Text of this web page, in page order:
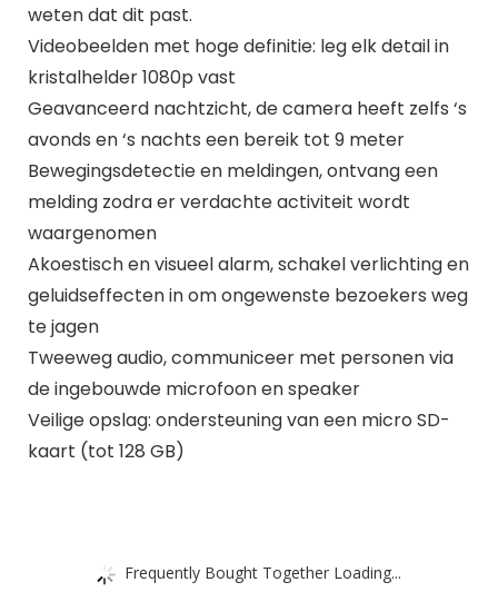
weten dat dit past.
Videobeelden met hoge definitie: leg elk detail in
kristalhelder 1080p vast
Geavanceerd nachtzicht, de camera heeft zelfs ‘s
avonds en ‘s nachts een bereik tot 9 meter
Bewegingsdetectie en meldingen, ontvang een
melding zodra er verdachte activiteit wordt
waargenomen
Akoestisch en visueel alarm, schakel verlichting en
geluidseffecten in om ongewenste bezoekers weg
te jagen
Tweeweg audio, communiceer met personen via
de ingebouwde microfoon en speaker
Veilige opslag: ondersteuning van een micro SD-
kaart (tot 128 GB)
Frequently Bought Together Loading...